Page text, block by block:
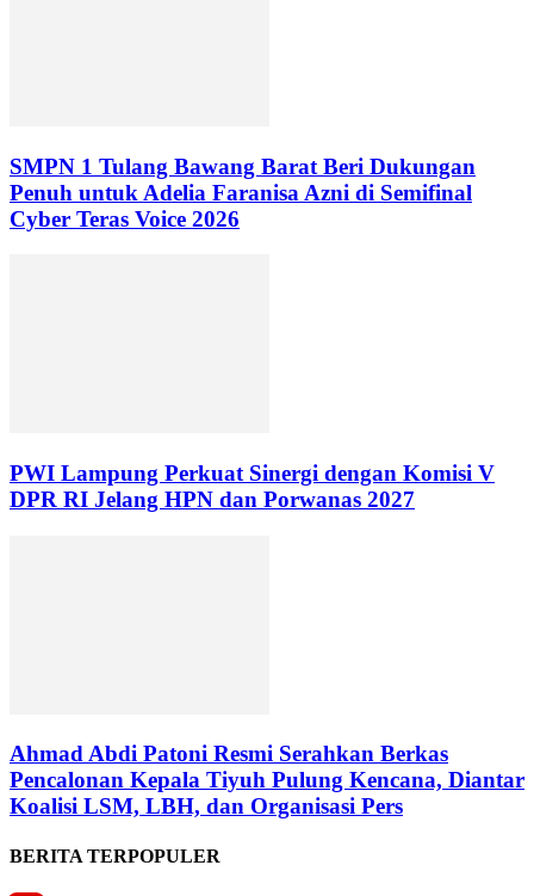
SMPN 1 Tulang Bawang Barat Beri Dukungan
Penuh untuk Adelia Faranisa Azni di Semifinal
Cyber Teras Voice 2026
PWI Lampung Perkuat Sinergi dengan Komisi V
DPR RI Jelang HPN dan Porwanas 2027
Ahmad Abdi Patoni Resmi Serahkan Berkas
Pencalonan Kepala Tiyuh Pulung Kencana, Diantar
Koalisi LSM, LBH, dan Organisasi Pers
BERITA TERPOPULER